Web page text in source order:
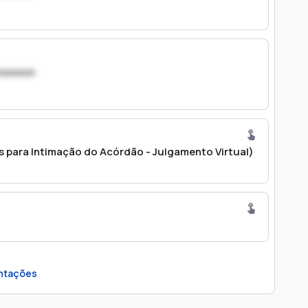
para Intimação do Acórdão - Julgamento Virtual)